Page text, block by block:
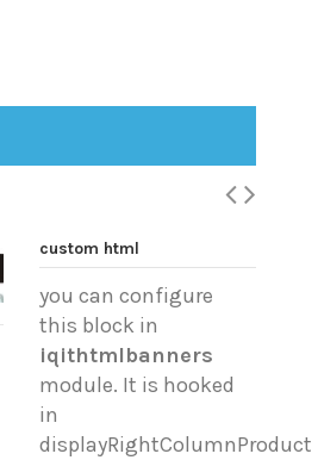
custom html
you can configure
this block in
iqithtmlbanners
module. It is hooked
in
displayRightColumnProduct